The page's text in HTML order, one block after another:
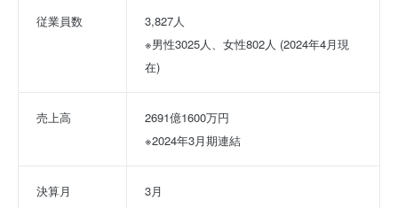
従業員数
3,827人
※男性3025人、女性802人 (2024年4月現
在)
売上高
2691億1600万円
※2024年3月期連結
決算月 3月